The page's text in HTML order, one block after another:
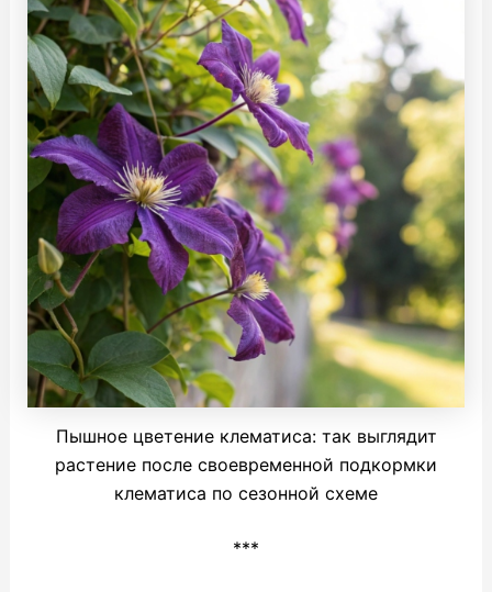
Пышное цветение клематиса: так выглядит
растение после своевременной подкормки
клематиса по сезонной схеме
***